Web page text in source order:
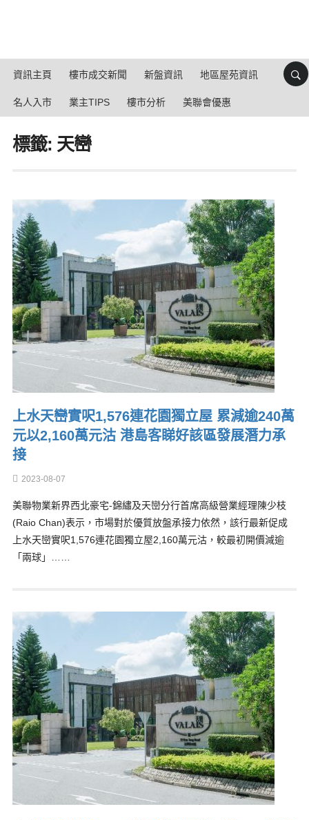
資訊主頁 樓市成交新聞 新盤資訊 地區屋苑資訊
名人入市 業主TIPS 樓市分析 美聯會優惠
標籤: 天巒
上水天巒實呎1,576連花園獨立屋 累減逾240萬
元以2,160萬元沽 港島客睇好該區發展潛力承
接
2023-08-07
美聯物業新界西北豪宅-錦繡及天巒分行首席高級營業經理陳少枝
(Raio Chan)表示，市場對於優質放盤承接力依然，該行最新促成
上水天巒實呎1,576連花園獨立屋2,160萬元沽，較最初開價減逾
「兩球」……